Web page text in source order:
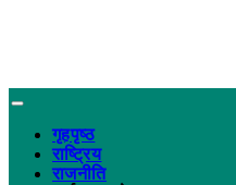
गृहपृष्ठ
राष्ट्रिय
राजनीति